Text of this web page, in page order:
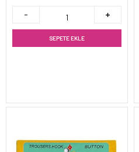
SEPETE EKLE